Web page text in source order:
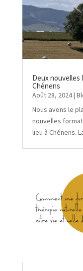
Deux nouvelles
Chénens
Août 28, 2024|
Nous avons le
nouvelles
lieu à Chénens.